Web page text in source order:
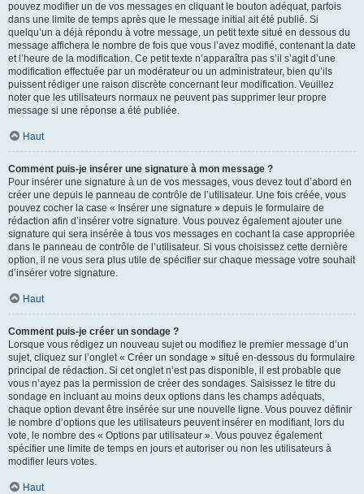
pouvez modifier un de vos messages en cliquant le bouton adéquat, parfois
dans une limite de temps après que le message initial ait été publié. Si
quelqu’un a déjà répondu à votre message, un petit texte situé en dessous du
message affichera le nombre de fois que vous l’avez modifié, contenant la date
et l’heure de la modification. Ce petit texte n’apparaîtra pas s’il s’agit d’une
modification effectuée par un modérateur ou un administrateur, bien qu’ils
puissent rédiger une raison discrète concernant leur modification. Veuillez
noter que les utilisateurs normaux ne peuvent pas supprimer leur propre
message si une réponse a été publiée.
Haut
Comment puis-je insérer une signature à mon message ?
Pour insérer une signature à un de vos messages, vous devez tout d’abord en
créer une depuis le panneau de contrôle de l’utilisateur. Une fois créée, vous
pouvez cocher la case « Insérer une signature » depuis le formulaire de
rédaction afin d’insérer votre signature. Vous pouvez également ajouter une
signature qui sera insérée à tous vos messages en cochant la case appropriée
dans le panneau de contrôle de l’utilisateur. Si vous choisissez cette dernière
option, il ne vous sera plus utile de spécifier sur chaque message votre souhait
d’insérer votre signature.
Haut
Comment puis-je créer un sondage ?
Lorsque vous rédigez un nouveau sujet ou modifiez le premier message d’un
sujet, cliquez sur l’onglet « Créer un sondage » situé en-dessous du formulaire
principal de rédaction. Si cet onglet n’est pas disponible, il est probable que
vous n’ayez pas la permission de créer des sondages. Saisissez le titre du
sondage en incluant au moins deux options dans les champs adéquats,
chaque option devant être insérée sur une nouvelle ligne. Vous pouvez définir
le nombre d’options que les utilisateurs peuvent insérer en modifiant, lors du
vote, le nombre des « Options par utilisateur ». Vous pouvez également
spécifier une limite de temps en jours et autoriser ou non les utilisateurs à
modifier leurs votes.
Haut